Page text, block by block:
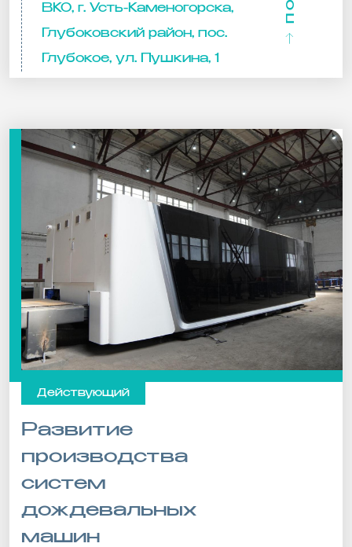
ВКО, г. Усть-Каменогорска,
Глубоковский район, пос.
Глубокое, ул. Пушкина, 1
Действующий
Развитие
производства
систем
дождевальных
машин